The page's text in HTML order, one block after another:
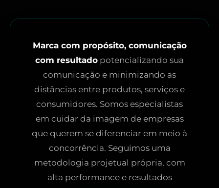
Marca com propósito, comunicação
com resultado potencializando sua
comunicação e minimizando as
distâncias entre produtos, serviços e
consumidores. Somos especialistas
em cuidar da imagem de empresas
que querem se diferenciar em meio à
concorrência. Seguimos uma
metodologia projetual própria, com
alta performance e resultados